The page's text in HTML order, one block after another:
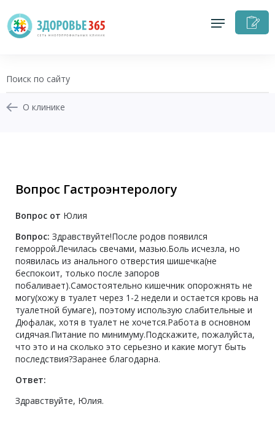
О клинике
Вопрос Гастроэнтерологу
Вопрос от Юлия
Вопрос: Здравствуйте!После родов появился
геморрой.Лечилась свечами, мазью.Боль исчезла, но
появилась из анального отверстия шишечка(не
беспокоит, только после запоров
побаливает).Самостоятельно кишечник опорожнять не
могу(хожу в туалет через 1-2 недели и остается кровь на
туалетной бумаге), поэтому использую слабительные и
Дюфалак, хотя в туалет не хочется.Работа в основном
сидячая.Питание по минимуму.Подскажите, пожалуйста,
что это и на сколько это серьезно и какие могут быть
последствия?Заранее благодарна.
Ответ:
Здравствуйте, Юлия.
Личный кабинет